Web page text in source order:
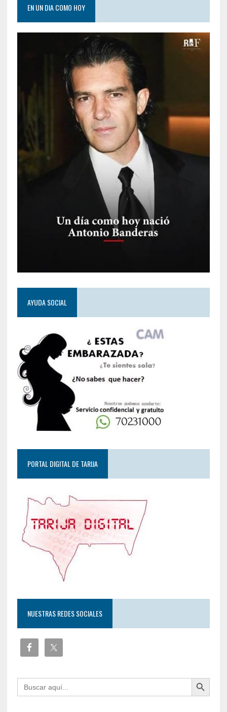
EN UN DIA COMO HOY
AYUDA SOCIAL
PORTAL DIGITAL DE TARIJA
NUESTRAS REDES SOCIALES
Buscar: Botón de búsqueda